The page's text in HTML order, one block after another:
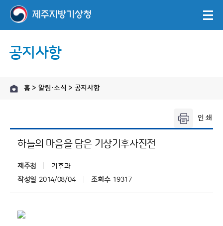
공지사항
홈 > 알림·소식 > 공지사항
하늘의 마음을 담은 기상기후사진전
제주청
기후과
작성일 2014/08/04 조회수 19317